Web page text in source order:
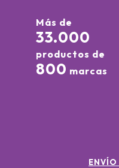
Más de
33.000
productos de
800 marcas
ENVÍO